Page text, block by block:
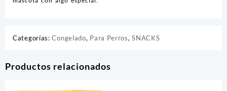
Categorías:Congelado, Para Perros,SNACKS
Productos relacionados